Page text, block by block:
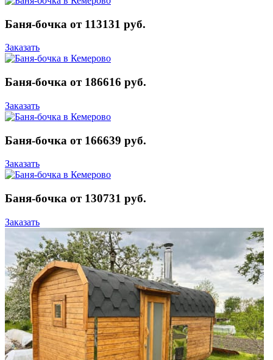
Баня-бочка от 113131 руб.
Заказать
Баня-бочка от 186616 руб.
Заказать
Баня-бочка от 166639 руб.
Заказать
Баня-бочка от 130731 руб.
Заказать